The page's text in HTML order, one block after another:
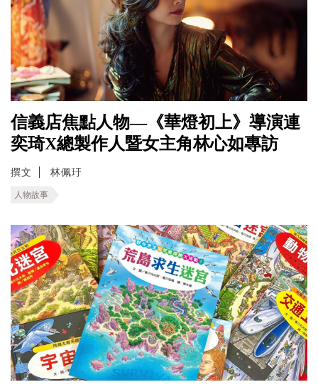
信義店焦點人物—《華燈初上》導演連
奕琦X總製作人暨女主角林心如專訪
撰文 林佩玗
人物故事